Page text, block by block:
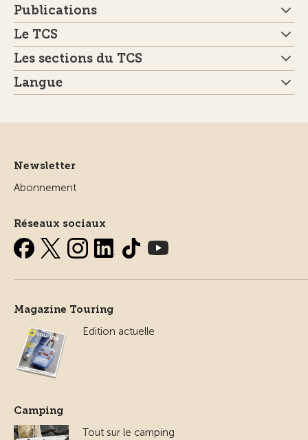
Publications
Le TCS
Les sections du TCS
Langue
Newsletter
Abonnement
Réseaux sociaux
Magazine Touring
Edition actuelle
Camping
Tout sur le camping